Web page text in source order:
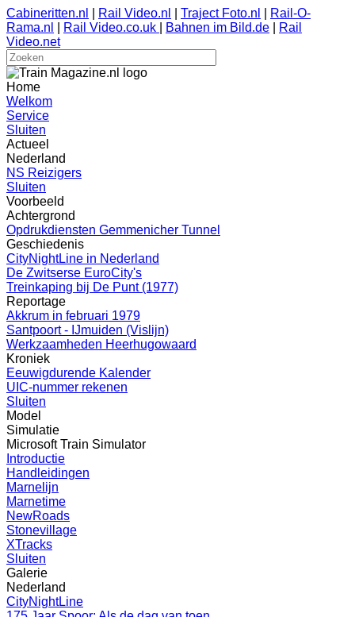
Cabineritten.nl Rail Video.nl Traject Foto.nl
Rail-O-
Rama.nl
Rail Video.co.uk Bahnen im Bild.de
Rail
Video.net
Home
Welkom
Service
Sluiten
Actueel
Nederland
NS Reizigers
Sluiten
Voorbeeld
Achtergrond
Opdrukdiensten Gemmenicher Tunnel
Geschiedenis
CityNightLine in Nederland
De Zwitserse EuroCity's
Treinkaping bij De Punt (1977)
Reportage
Akkrum in februari 1979
Santpoort - IJmuiden (Vislijn)
Werkzaamheden Heerhugowaard
Kroniek
Eeuwigdurende Kalender
UIC-nummer rekenen
Sluiten
Model
Simulatie
Microsoft Train Simulator
Introductie
Handleidingen
Marnelijn
Marnetime
NewRoads
Stonevillage
XTracks
Sluiten
Galerie
Nederland
CityNightLine